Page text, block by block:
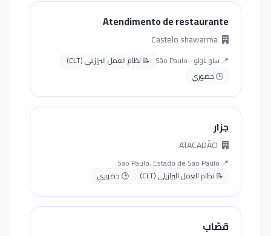
Atendimento de restaurante
📍 ساو باولو - São Paulo
📝 نظام العمل البرازيلي (CLT)
🕒 حضوري
جزار
📍 São Paulo, Estado de São Paulo
📝 نظام العمل البرازيلي (CLT)
🕒 حضوري
قصّاب